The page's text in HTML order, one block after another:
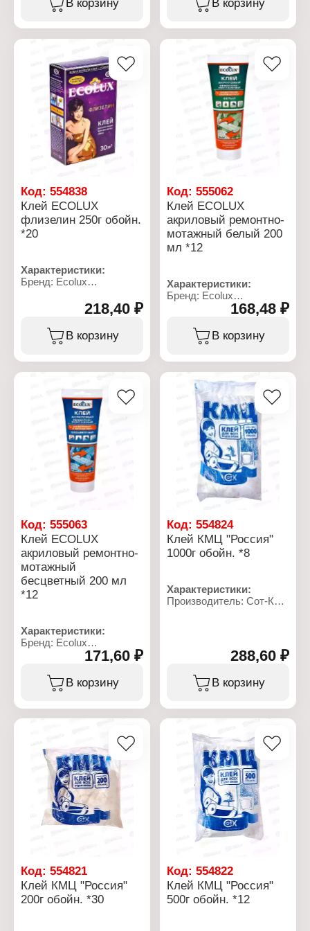
Применение: для
модифицированный
крахмал, индикатор
Фасовка: 300 г
Применение: для всех
модифицированных
крахмалов
Фасовка: 250 г
Код: 554838
Клей ECOLUX
флизелин 250г обойн.
*20
Характеристики:
Бренд: Ecolux
Вид: для обоев
Название: "Флизелин"
Применение: для всех
видов флизелиновых
Расход: до 30 м2
Состав: смесь
модифицированных
крахмалов
Фасовка: 250 г
218,40 ₽
В корзину
Код:555062
Клей ECОLUX
акриловый ремонтно-
мотажный белый 200
мл *12
Характеристики:
Бренд: Ecolux
Тип товара: Клей
Назначение: ремонтно-
монтажный
Особенность:
Цвет: белый
Фасовка: 200 мл
168,48 ₽
В корзину
Код: 555063
Клей ECОLUX
акриловый ремонтно-
мотажный
бесцветный 200 мл
*12
Характеристики:
Бренд: Ecolux
Тип товара: Клей
Назначение: ремонтно-
монтажный
Особенность:
171,60 ₽
В корзину
Код:554824
Клей КМЦ "Россия"
1000г обойн. *8
Характеристики:
Производитель: Сот-К
Основа: КМЦ288,60 ₽
В корзину
Код: 554821
Клей КМЦ "Россия"
200г обойн. *30
Код:554822
Клей КМЦ "Россия"
500г обойн. *12